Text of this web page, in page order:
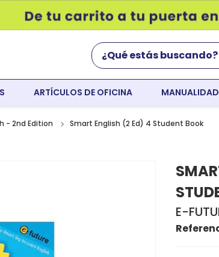
¿Qué estás buscando?
ARTÍCULOS DE OFICINA
- 2nd Edition Smart English (2 Ed) 4 Student Book
E-
world english